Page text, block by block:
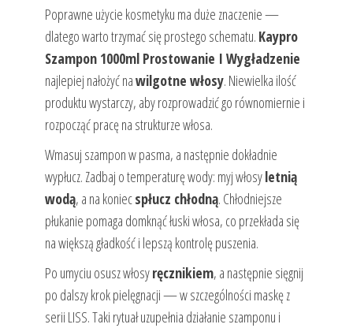
Poprawne użycie kosmetyku ma duże znaczenie —
dlatego warto trzymać się prostego schematu. Kaypro
Szampon 1000ml Prostowanie I Wygładzenie
najlepiej nałożyć nawilgotne włosy. Niewielka ilość
produktu wystarczy, aby rozprowadzić go równomiernie i
rozpocząć pracę na strukturze włosa.
Wmasuj szampon w pasma, a następnie dokładnie
wypłucz. Zadbaj o temperaturę wody: myj włosyletnią
wodą, a na koniecspłucz chłodną. Chłodniejsze
płukanie pomaga domknąć łuski włosa, co przekłada się
na większą gładkość i lepszą kontrolę puszenia.
Po umyciu osusz włosyręcznikiem, a następnie sięgnij
po dalszy krok pielęgnacji — w szczególności maskę z
serii LISS. Taki rytuał uzupełnia działanie szamponu i